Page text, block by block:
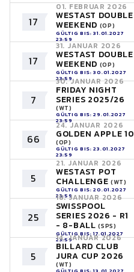
17
01. FEBRUAR 2026
WESTAST DOUBLE
WEEKEND (OP)
GÜLTIG BIS: 31.01.2027
23:59
17
31. JANUAR 2026
WESTAST DOUBLE
WEEKEND (OP)
GÜLTIG BIS: 30.01.2027
23:59
7
30. JANUAR 2026
FRIDAY NIGHT
SERIES 2025/26
(WT)
GÜLTIG BIS: 29.01.2027
23:59
66
24. JANUAR 2026
GOLDEN APPLE 10
(OP)
GÜLTIG BIS: 23.01.2027
23:59
5
21. JANUAR 2026
WESTAST POT
CHALLENGE (WT)
GÜLTIG BIS: 20.01.2027
23:59
25
18. JANUAR 2026
SWISSPOOL
SERIES 2026 - R1
- 8-BALL(SPS)
GÜLTIG BIS: 17.01.2027
23:59
5
14. JANUAR 2026
BILLARD CLUB
JURA CUP 2026
(WT)